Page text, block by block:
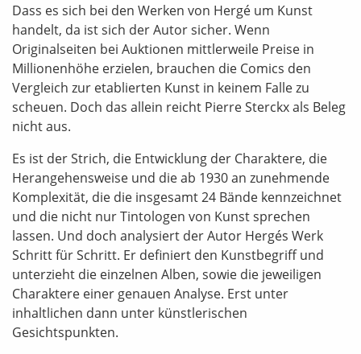
Dass es sich bei den Werken von Hergé um Kunst
handelt, da ist sich der Autor sicher. Wenn
Originalseiten bei Auktionen mittlerweile Preise in
Millionenhöhe erzielen, brauchen die Comics den
Vergleich zur etablierten Kunst in keinem Falle zu
scheuen. Doch das allein reicht Pierre Sterckx als Beleg
nicht aus.
Es ist der Strich, die Entwicklung der Charaktere, die
Herangehensweise und die ab 1930 an zunehmende
Komplexität, die die insgesamt 24 Bände kennzeichnet
und die nicht nur Tintologen von Kunst sprechen
lassen. Und doch analysiert der Autor Hergés Werk
Schritt für Schritt. Er definiert den Kunstbegriff und
unterzieht die einzelnen Alben, sowie die jeweiligen
Charaktere einer genauen Analyse. Erst unter
inhaltlichen dann unter künstlerischen
Gesichtspunkten.